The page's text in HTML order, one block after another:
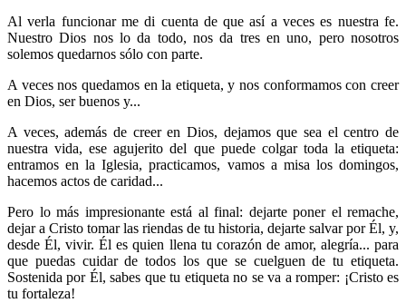
Al verla funcionar me di cuenta de que así a veces es nuestra fe.
Nuestro Dios nos lo da todo, nos da tres en uno, pero nosotros
solemos quedarnos sólo con parte.
A veces nos quedamos en la etiqueta, y nos conformamos con creer
en Dios, ser buenos y...
A veces, además de creer en Dios, dejamos que sea el centro de
nuestra vida, ese agujerito del que puede colgar toda la etiqueta:
entramos en la Iglesia, practicamos, vamos a misa los domingos,
hacemos actos de caridad...
Pero lo más impresionante está al final: dejarte poner el remache,
dejar a Cristo tomar las riendas de tu historia, dejarte salvar por Él, y,
desde Él, vivir. Él es quien llena tu corazón de amor, alegría... para
que puedas cuidar de todos los que se cuelguen de tu etiqueta.
Sostenida por Él, sabes que tu etiqueta no se va a romper: ¡Cristo es
tu fortaleza!